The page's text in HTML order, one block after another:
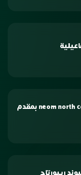
نيوم الساحل الشمالي neom north coast بمقدم